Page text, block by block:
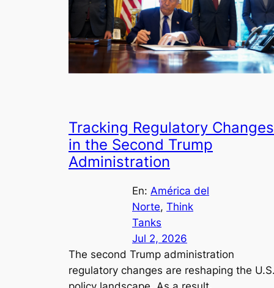
Tracking Regulatory Changes
in the Second Trump
Administration
En: América del
Norte, Think
Tanks
Jul 2, 2026
The second Trump administration
regulatory changes are reshaping the